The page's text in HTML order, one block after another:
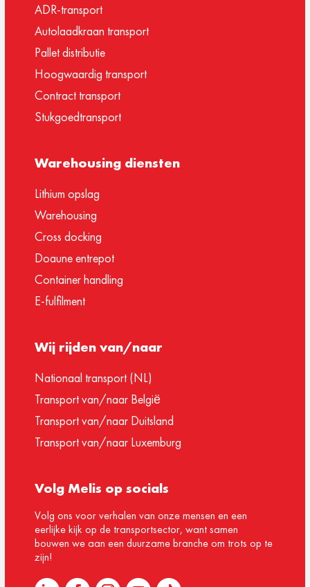
ADR-transport
Autolaadkraan transport
Pallet distributie
Hoogwaardig transport
Contract transport
Stukgoedtransport
Warehousing diensten
Lithium opslag
Warehousing
Cross docking
Doaune entrepot
Container handling
E-fulfilment
Wij rijden van/naar
Nationaal transport (NL)
Transport van/naar België
Transport van/naar Duitsland
Transport van/naar Luxemburg
Volg Melis op socials
Volg ons voor verhalen van onze mensen en een
eerlijke kijk op de transportsector, want samen
bouwen we aan een duurzame branche om trots op te
zijn!